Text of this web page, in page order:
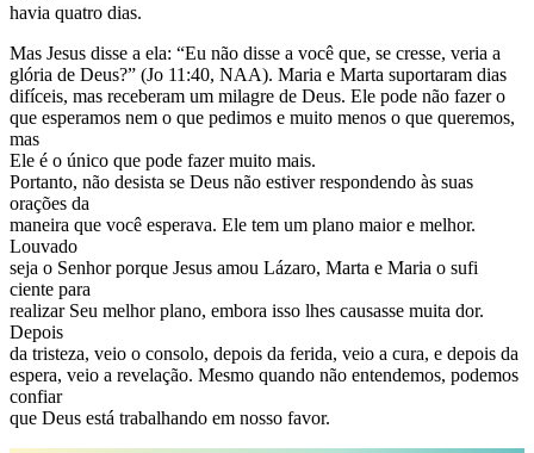
havia quatro dias.
Mas Jesus disse a ela: “Eu não disse a você que, se cresse, veria a
glória de Deus?” (Jo 11:40, NAA). Maria e Marta suportaram dias
difíceis, mas receberam um milagre de Deus. Ele pode não fazer o
que esperamos nem o que pedimos e muito menos o que queremos,
mas
Ele é o único que pode fazer muito mais.
Portanto, não desista se Deus não estiver respondendo às suas
orações da
maneira que você esperava. Ele tem um plano maior e melhor.
Louvado
seja o Senhor porque Jesus amou Lázaro, Marta e Maria o sufi
ciente para
realizar Seu melhor plano, embora isso lhes causasse muita dor.
Depois
da tristeza, veio o consolo, depois da ferida, veio a cura, e depois da
espera, veio a revelação. Mesmo quando não entendemos, podemos
confiar
que Deus está trabalhando em nosso favor.